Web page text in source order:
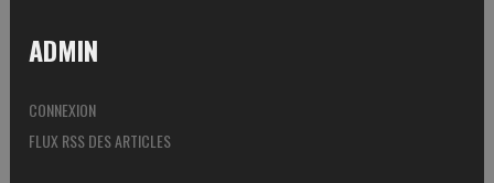
ADMIN
CONNEXION
FLUX RSS DES ARTICLES